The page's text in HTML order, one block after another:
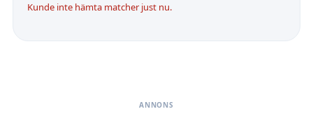
Kunde inte hämta matcher just nu.
ANNONS